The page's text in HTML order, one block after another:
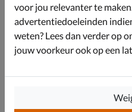
Specificaties
Over adidas
voor jou relevanter te
advertentiedoeleinden
weten? Lees dan verder op
jouw voorkeur ook op een